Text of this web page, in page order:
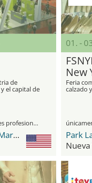
de
el capital de
únicamente para visitantes profesionales
New York Marriott Marquis
01. -
New
Feria
calzado
del